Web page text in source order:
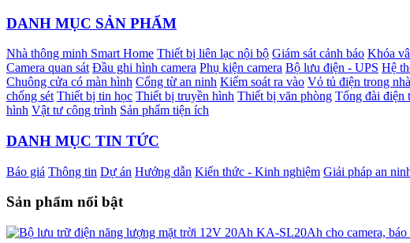
DANH MỤC SẢN PHẨM
Nhà thông minh Smart Home Thiết bị liên lạc nội bộ Giám sát cảnh báo Khóa
Camera quan sát Đầu ghi hình camera Phụ kiện camera Bộ lưu điện - UPS Hệ
Chuông cửa có màn hình Cổng từ an ninh Kiểm soát ra vào Vỏ tủ điện trong
chống sét Thiết bị tin học Thiết bị truyền hình Thiết bị văn phòng Tổng đài điện
hình Vật tư công trình Sản phẩm tiện ích
DANH MỤC TIN TỨC
Báo giá Thông tin Dự án Hướng dẫn Kiến thức - Kinh nghiệm Giải pháp an
Sản phẩm nổi bật